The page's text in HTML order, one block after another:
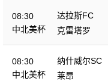
08:30
中北美杯
达拉斯FC
克雷塔罗
08:30
中北美杯
纳什威尔SC
莱昂